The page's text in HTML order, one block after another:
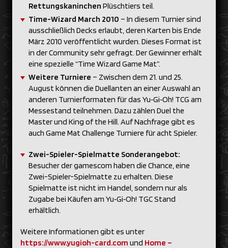
Rettungskaninchen Plüschtiers teil.
Time-Wizard March 2010 – In diesem Turnier sind
ausschließlich Decks erlaubt, deren Karten bis Ende
März 2010 veröffentlicht wurden. Dieses Format ist
in der Community sehr gefragt. Der Gewinner erhält
eine spezielle “Time Wizard Game Mat”.
Weitere Turniere – Zwischen dem 21. und 25.
August können die Duellanten an einer Auswahl an
anderen Turnierformaten für das Yu‑Gi‑Oh! TCG am
Messestand teilnehmen. Dazu zählen Duel the
Master und King of the Hill. Auf Nachfrage gibt es
auch Game Mat Challenge Turniere für acht Spieler.
Zwei-Spieler-Spielmatte Sonderangebot:
Besucher der gamescom haben die Chance, eine
Zwei-Spieler-Spielmatte zu erhalten. Diese
Spielmatte ist nicht im Handel, sondern nur als
Zugabe bei Käufen am Yu‑Gi‑Oh! TGC Stand
erhältlich.
Weitere Informationen gibt es unter
https://www.yugioh-card.com und Home –